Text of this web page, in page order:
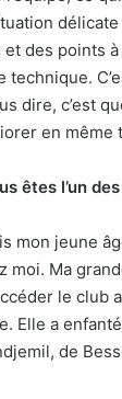
des points à
technique.
dire, c’est
en même
êtes l’un
mon jeune
Ma
le club
Elle a
de